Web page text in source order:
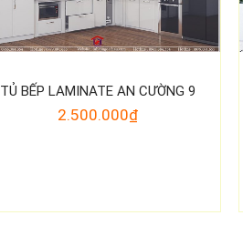
TỦ BẾP LAMINATE AN CƯỜNG 9
2.500.000₫